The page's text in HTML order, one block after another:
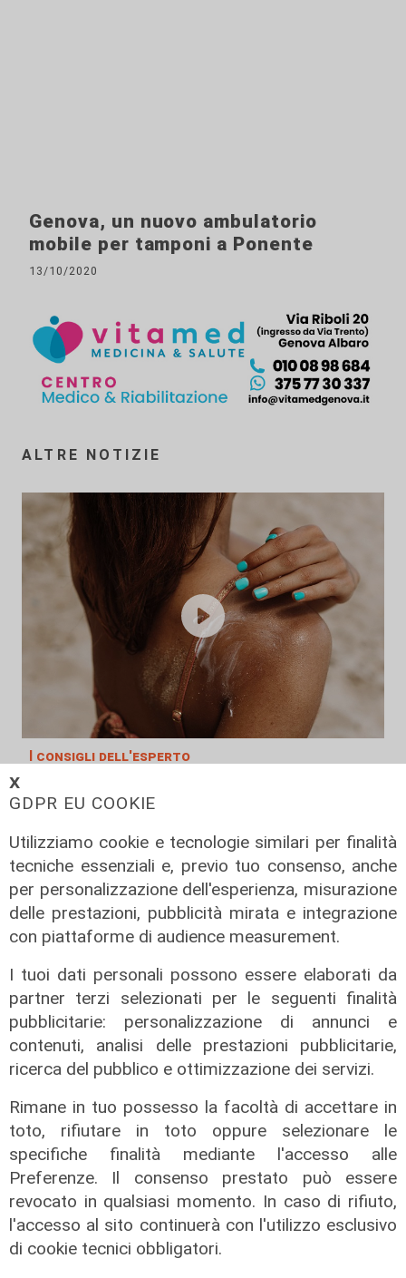
𝗫
GDPR EU COOKIE
Utilizziamo cookie e tecnologie similari per finalità
tecniche essenziali e, previo tuo consenso, anche
per personalizzazione dell'esperienza, misurazione
delle prestazioni, pubblicità mirata e integrazione
con piattaforme di audience measurement.
I tuoi dati personali possono essere elaborati da
partner terzi selezionati per le seguenti finalità
pubblicitarie: personalizzazione di annunci e
contenuti, analisi delle prestazioni pubblicitarie,
ricerca del pubblico e ottimizzazione dei servizi.
Rimane in tuo possesso la facoltà di accettare in
toto, rifiutare in toto oppure selezionare le
specifiche finalità mediante l'accesso alle
Preferenze. Il consenso prestato può essere
revocato in qualsiasi momento. In caso di rifiuto,
l'accesso al sito continuerà con l'utilizzo esclusivo
di cookie tecnici obbligatori.
Genova, un nuovo ambulatorio
mobile per tamponi a Ponente
13/10/2020
ALTRE NOTIZIE
I consigli dell'esperto
farmaci in estate: cosa sapere
05/08/2026
di Filippo Serio
Novità
Dimissioni in 24 ore dopo intervento
ad anca e ginocchia, via libera
all'ospedale San Martino
05/08/2026
di r.c.